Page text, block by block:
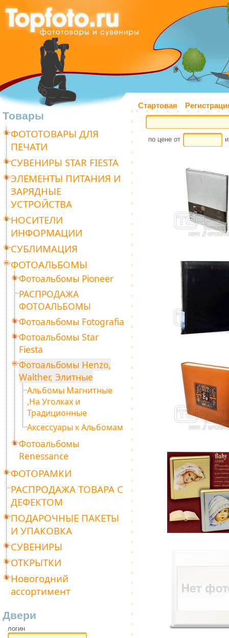
Стартовая
Товары
ФОТОТОВАРЫ ДЛЯ
ПЕЧАТИ
СУВЕНИРЫ STAR FIESTA
ЭЛЕМЕНТЫ ПИТАНИЯ И
ЗАРЯДНЫЕ
УСТРОЙСТВА
НОСИТЕЛИ
ИНФОРМАЦИИ
СУБЛИМАЦИЯ
ФОТОАЛЬБОМЫ
Фотоальбомы Pioneer
РАСПРОДАЖА
ФОТОАЛЬБОМЫ
Фотоальбомы Fotografia
Фотоальбомы Star
Fiesta
Фотоальбомы Henzo,
Walther, Элитные
Альбомы Магнитные
,На Уголках и
Традиционные
Аксессуары к Альбомам
Фотоальбомы
Renessance
ФОТОРАМКИ
РАСПРОДАЖА ТОВАРА С
ДЕФЕКТОМ
ПОДАРОЧНЫЕ ПАКЕТЫ
И УПАКОВКА
СУВЕНИРЫ
ОТКРЫТКИ
Новогодний
ассортимент
Двери
логин
по цене от